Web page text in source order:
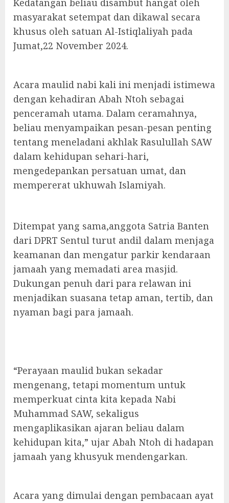
Kedatangan beliau disambut hangat oleh
masyarakat setempat dan dikawal secara
khusus oleh satuan Al-Istiqlaliyah pada
Jumat,22 November 2024.
Acara maulid nabi kali ini menjadi istimewa
dengan kehadiran Abah Ntoh sebagai
penceramah utama. Dalam ceramahnya,
beliau menyampaikan pesan-pesan penting
tentang meneladani akhlak Rasulullah SAW
dalam kehidupan sehari-hari,
mengedepankan persatuan umat, dan
mempererat ukhuwah Islamiyah.
Ditempat yang sama,anggota Satria Banten
dari DPRT Sentul turut andil dalam menjaga
keamanan dan mengatur parkir kendaraan
jamaah yang memadati area masjid.
Dukungan penuh dari para relawan ini
menjadikan suasana tetap aman, tertib, dan
nyaman bagi para jamaah.
“Perayaan maulid bukan sekadar
mengenang, tetapi momentum untuk
memperkuat cinta kita kepada Nabi
Muhammad SAW, sekaligus
mengaplikasikan ajaran beliau dalam
kehidupan kita,” ujar Abah Ntoh di hadapan
jamaah yang khusyuk mendengarkan.
Acara yang dimulai dengan pembacaan ayat